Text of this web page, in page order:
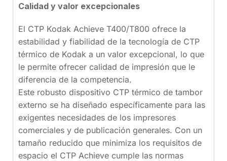
Calidad y valor excepcionales
El CTP Kodak Achieve T400/T800 ofrece la
estabilidad y fiabilidad de la tecnología de CTP
térmico de Kodak a un valor excepcional, lo que
le permite ofrecer calidad de impresión que le
diferencia de la competencia.
Este robusto dispositivo CTP térmico de tambor
externo se ha diseñado específicamente para las
exigentes necesidades de los impresores
comerciales y de publicación generales. Con un
tamaño reducido que minimiza los requisitos de
espacio el CTP Achieve cumple las normas